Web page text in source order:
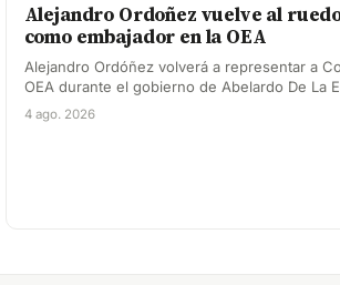
Alejandro Ordoñez vuelve al
como embajador en la OEA
Alejandro Ordóñez volverá a representar a
OEA durante el gobierno de Abelardo De La
4 ago. 2026